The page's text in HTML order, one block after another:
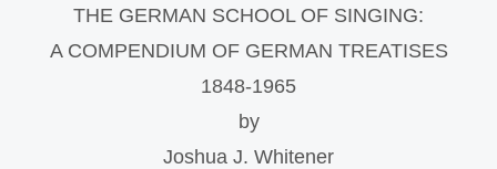
THE GERMAN SCHOOL OF SINGING:
A COMPENDIUM OF GERMAN TREATISES
1848-1965
by
Joshua J. Whitener